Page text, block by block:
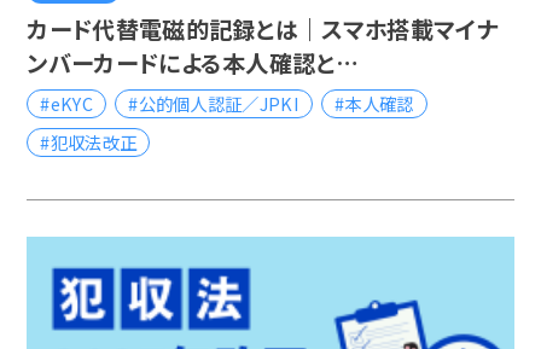
カード代替電磁的記録とは｜スマホ搭載マイナ
ンバーカードによる本人確認と…
#eKYC #公的個人認証／JPKI
#本人確認
#犯収法改正